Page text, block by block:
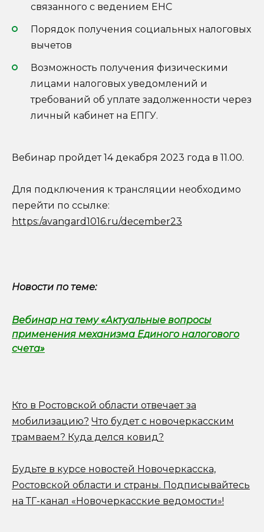
связанного с ведением ЕНС
Порядок получения социальных налоговых
вычетов
Возможность получения физическими
лицами налоговых уведомлений и
требований об уплате задолженности через
личный кабинет на ЕПГУ.
Вебинар пройдет 14 декабря 2023 года в 11.00.
Для подключения к трансляции необходимо
перейти по ссылке:
https:/avangard1016.ru/december23
Новости по теме:
Вебинар на тему «Актуальные вопросы
применения механизма Единого налогового
счета»
Кто в Ростовской области отвечает за
мобилизацию? Что будет с новочеркасским
трамваем? Куда делся ковид?
Будьте в курсе новостей Новочеркасска,
Ростовской области и страны. Подписывайтесь
на ТГ-канал «Новочеркасские ведомости»!